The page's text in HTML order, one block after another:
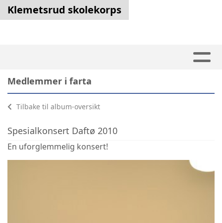
Klemetsrud skolekorps
Medlemmer i farta
Tilbake til album-oversikt
Spesialkonsert Daftø 2010
En uforglemmelig konsert!